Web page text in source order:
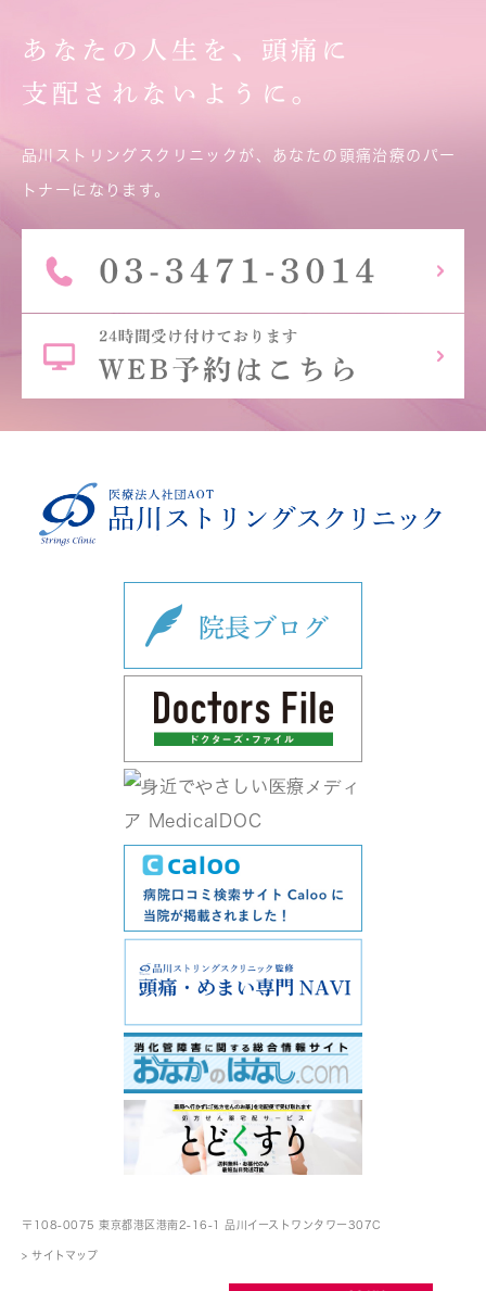
あなたの人生を、頭痛に
支配されないように。
品川ストリングスクリニックが、あなたの頭痛治療のパー
トナーになります。
〒108-0075 東京都港区港南2-16-1 品川イーストワンタワー307C
> サイトマップ